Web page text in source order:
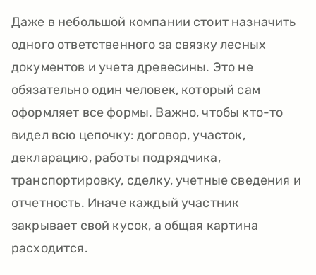
Даже в небольшой компании стоит назначить
одного ответственного за связку лесных
документов и учета древесины. Это не
обязательно один человек, который сам
оформляет все формы. Важно, чтобы кто-то
видел всю цепочку: договор, участок,
декларацию, работы подрядчика,
транспортировку, сделку, учетные сведения и
отчетность. Иначе каждый участник
закрывает свой кусок, а общая картина
расходится.